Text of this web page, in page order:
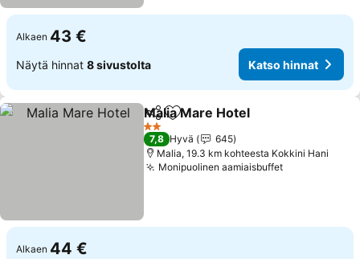
Alkaen 43 €
Näytä hinnat 8 sivustolta Katso hinnat
Jaa Lisää suosikkeihin
Malia Mare Hotel
2 Tähtiluokitus
7,8 Hyvä
645
Malia, 19.3 km kohteesta Kokkini Hani
Monipuolinen aamiaisbuffetKatso hinnat
Alkaen 44 €